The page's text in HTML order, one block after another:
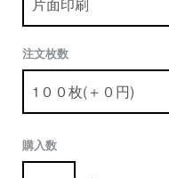
注文枚数
購入数